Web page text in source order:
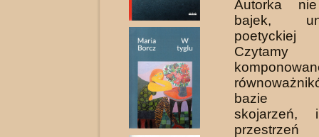
Autorka
bajek,
bazie
przestrzeń